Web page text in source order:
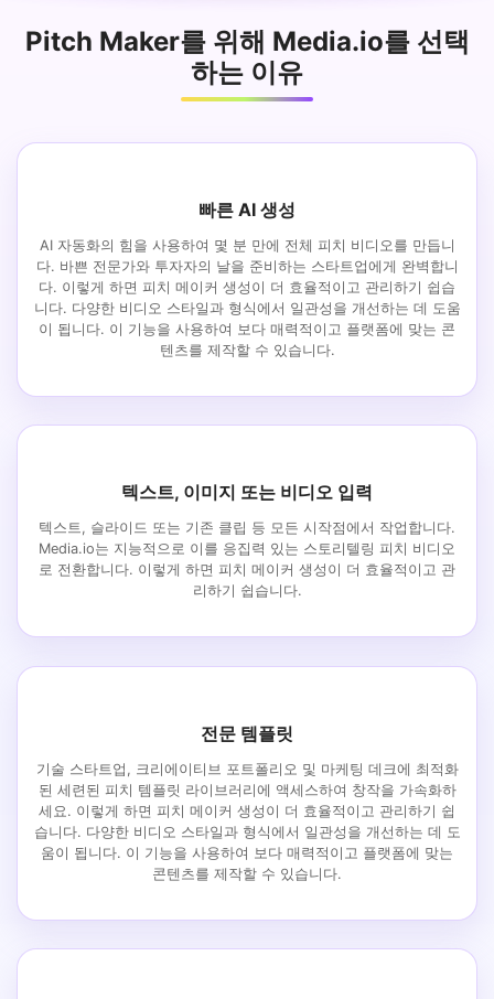
Pitch Maker를 위해 Media.io를 선택
하는 이유
빠른 AI 생성
AI 자동화의 힘을 사용하여 몇 분 만에 전체 피치 비디오를 만듭니
다. 바쁜 전문가와 투자자의 날을 준비하는 스타트업에게 완벽합니
다. 이렇게 하면 피치 메이커 생성이 더 효율적이고 관리하기 쉽습
니다. 다양한 비디오 스타일과 형식에서 일관성을 개선하는 데 도움
이 됩니다. 이 기능을 사용하여 보다 매력적이고 플랫폼에 맞는 콘
텐츠를 제작할 수 있습니다.
텍스트, 이미지 또는 비디오 입력
텍스트, 슬라이드 또는 기존 클립 등 모든 시작점에서 작업합니다.
Media.io는 지능적으로 이를 응집력 있는 스토리텔링 피치 비디오
로 전환합니다. 이렇게 하면 피치 메이커 생성이 더 효율적이고 관
리하기 쉽습니다.
전문 템플릿
기술 스타트업, 크리에이티브 포트폴리오 및 마케팅 데크에 최적화
된 세련된 피치 템플릿 라이브러리에 액세스하여 창작을 가속화하
세요. 이렇게 하면 피치 메이커 생성이 더 효율적이고 관리하기 쉽
습니다. 다양한 비디오 스타일과 형식에서 일관성을 개선하는 데 도
움이 됩니다. 이 기능을 사용하여 보다 매력적이고 플랫폼에 맞는
콘텐츠를 제작할 수 있습니다.